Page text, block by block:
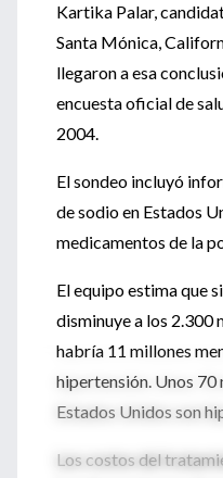
Kartika Palar,
Santa Mónica,
llegaron a esa
encuesta oficial de
2004.
El sondeo incluyó
de sodio en Estados
medicamentos de la
El equipo estima que
disminuye a los 2.300
habría 11 millones
hipertensión. Unos 70
Estados Unidos son
Los costos del